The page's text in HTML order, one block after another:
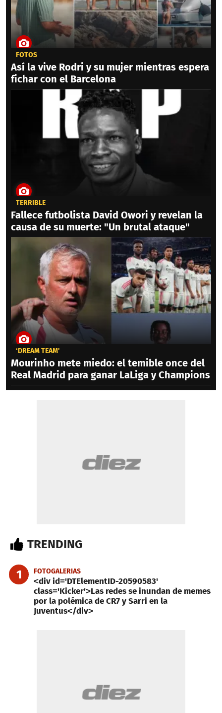
FOTOS
Así la vive Rodri y su mujer mientras espera
fichar con el Barcelona
TERRIBLE
Fallece futbolista David Owori y revelan la
causa de su muerte: "Un brutal ataque"
‘DREAM TEAM'
Mourinho mete miedo: el temible once del
Real Madrid para ganar LaLiga y Champions
TRENDING
1 FOTOGALERIAS
<div id='DTElementID-20590583'
class='Kicker'>Las redes se inundan de memes
por la polémica de CR7 y Sarri en la
Juventus</div>